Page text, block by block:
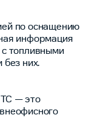
по оснащению
информация
с топливными
без них.
— это